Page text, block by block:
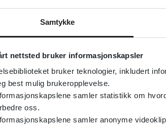
Samtykke
nettsted bruker informasjonskapsler
bruker teknologier, inkludert
best mulig brukeropplevelse.
samler statistikk om
oss.
samler anonyme
Først publisert:
Tema:Oppsummert
Emner:Legemidler,
Dokumenttype:
Utgiver: